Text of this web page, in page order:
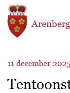
Overslaan en naar de
11 december